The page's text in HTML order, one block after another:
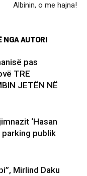
Albinin, o me hajna!
NGA AUTORI
pas
TRE
JETËN NË
‘Hasan
parking publik
Mirlind Daku